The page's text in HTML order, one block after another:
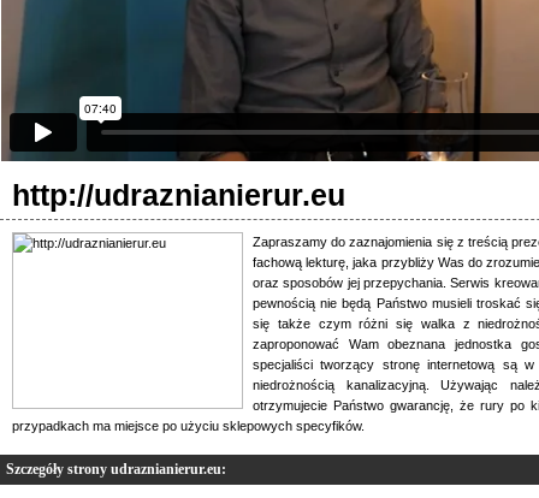
http://udraznianierur.eu
Zapraszamy do zaznajomienia się z treścią
fachową lekturę, jaka przybliży Was do
oraz sposobów jej przepychania. Serwis
pewnością nie będą Państwo musieli troskać
się także czym różni się walka z
zaproponować Wam obeznana jednostka
specjaliści tworzący stronę internetową są
niedrożnością kanalizacyjną. Używając
otrzymujecie Państwo gwarancję, że rury po
przypadkach ma miejsce po użyciu sklepowych specyfików.
Szczegóły strony udraznianierur.eu: